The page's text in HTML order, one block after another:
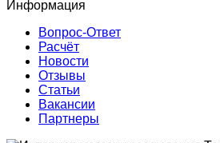
Информация
Вопрос-Ответ
Расчёт
Новости
Отзывы
Статьи
Вакансии
Партнеры